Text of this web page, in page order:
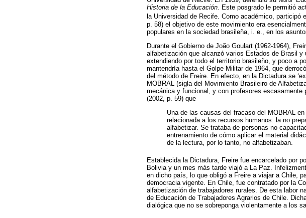
Historia de la Educación. Este posgrado le permitió
la Universidad de Recife. Como académico,
p. 58) el objetivo de este movimiento era
populares en la sociedad brasileña, i. e., en los
Durante el Gobierno de João Goulart (1962-1964),
alfabetización que alcanzó varios Estados de Brasil
extendiendo por todo el territorio brasileño, y poco a
mantendría hasta el Golpe Militar de 1964, que
del método de Freire. En efecto, en la Dictadura se
MOBRAL (sigla del Movimiento Brasileiro de
mecánica y funcional, y con profesores escasamente
(2002, p. 59) que
Una de las causas del fracaso del MOBRAL
relacionada a los recursos humanos: la no
alfabetizar. Se trataba de personas no
entrenamiento de cómo aplicar el material
de la lectura, por lo tanto, no alfabetizaban.
Establecida la Dictadura, Freire fue encarcelado por
Bolivia y un mes más tarde viajó a La Paz.
en dicho país, lo que obligó a Freire a viajar a Chile,
democracia vigente. En Chile, fue contratado por la
alfabetización de trabajadores rurales. De esta labor
de Educación de Trabajadores Agrarios de Chile.
dialógica que no se sobreponga violentamente a los